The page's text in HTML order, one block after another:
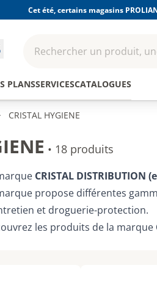
Cet été, certains magasins
Rechercher un produit,
PLANSSERVICESCATALOGUES
Outillage Consommables
CRISTAL HYGIENE
• 18 produits
CRISTAL DISTRIBUTION
propose différentes
et droguerie-protection.
les produits de la marque